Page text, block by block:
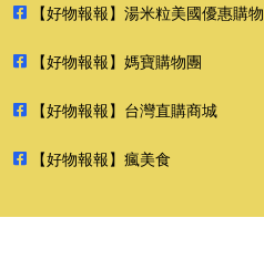
【好物報報】湯米粒美國優惠購物
【好物報報】媽寶購物團
【好物報報】台灣直購商城
【好物報報】瘋美食